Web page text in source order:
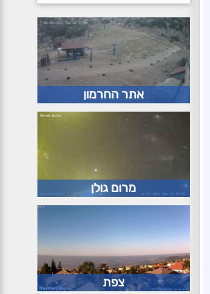
אתר החרמון
מרום גולן
צפת